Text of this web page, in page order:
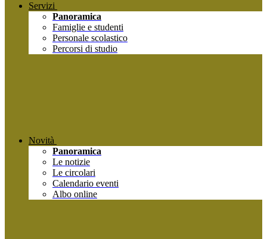
Servizi
Panoramica
Famiglie e studenti
Personale scolastico
Percorsi di studio
Novità
Panoramica
Le notizie
Le circolari
Calendario eventi
Albo online